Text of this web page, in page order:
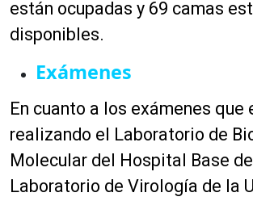
están ocupadas y 69 camas
disponibles.
Exámenes
En cuanto a los exámenes que
realizando el Laboratorio de
Molecular del Hospital Base
Laboratorio de Virología de la